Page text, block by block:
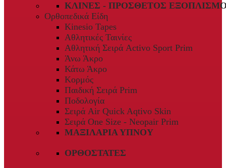
ΚΛΊΝΕΣ - ΠΡΌΣΘΕΤΟΣ
Ορθοπεδικά Είδη
Kinesio Tapes
Αθλητικές Ταινίες
Αθλητική Σειρά Activo Sport Prim
Άνω Άκρο
Κάτω Άκρο
Κορμός
Παιδική Σειρά Prim
Ποδολογία
Σειρά Air Quick Aqtivo Skin
Σειρά One Size - Neopair Prim
ΜΑΞΙΛΆΡΙΑ ΎΠΝΟΥ
ΟΡΘΟΣΤΆΤΕΣ